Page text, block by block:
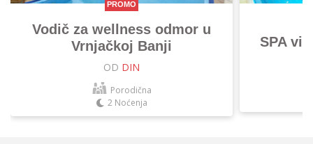
PROMO
Vodič za wellness odmor u
Vrnjačkoj Banji
OD DIN
Porodična
2 Noćenja
SPA